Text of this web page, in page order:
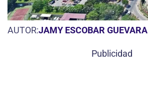
AUTOR:JAMY ESCOBAR GUEVARA
Publicidad